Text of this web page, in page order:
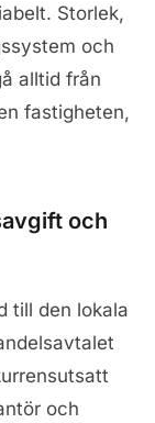
Storlek,
och
alltid från
fastigheten,
och
till den lokala
och